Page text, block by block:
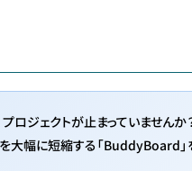
ロジェクトが止まっていませんか
大幅に短縮する「BuddyBoard」